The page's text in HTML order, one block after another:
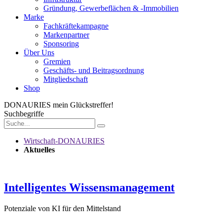
Gründung, Gewerbeflächen & -Immobilien
Marke
Fachkräftekampagne
Markenpartner
Sponsoring
Über Uns
Gremien
Geschäfts- und Beitragsordnung
Mitgliedschaft
Shop
DONAURIES mein Glückstreffer!
Suchbegriffe
Wirtschaft-DONAURIES
Aktuelles
Intelligentes Wissensmanagement
Potenziale von KI für den Mittelstand